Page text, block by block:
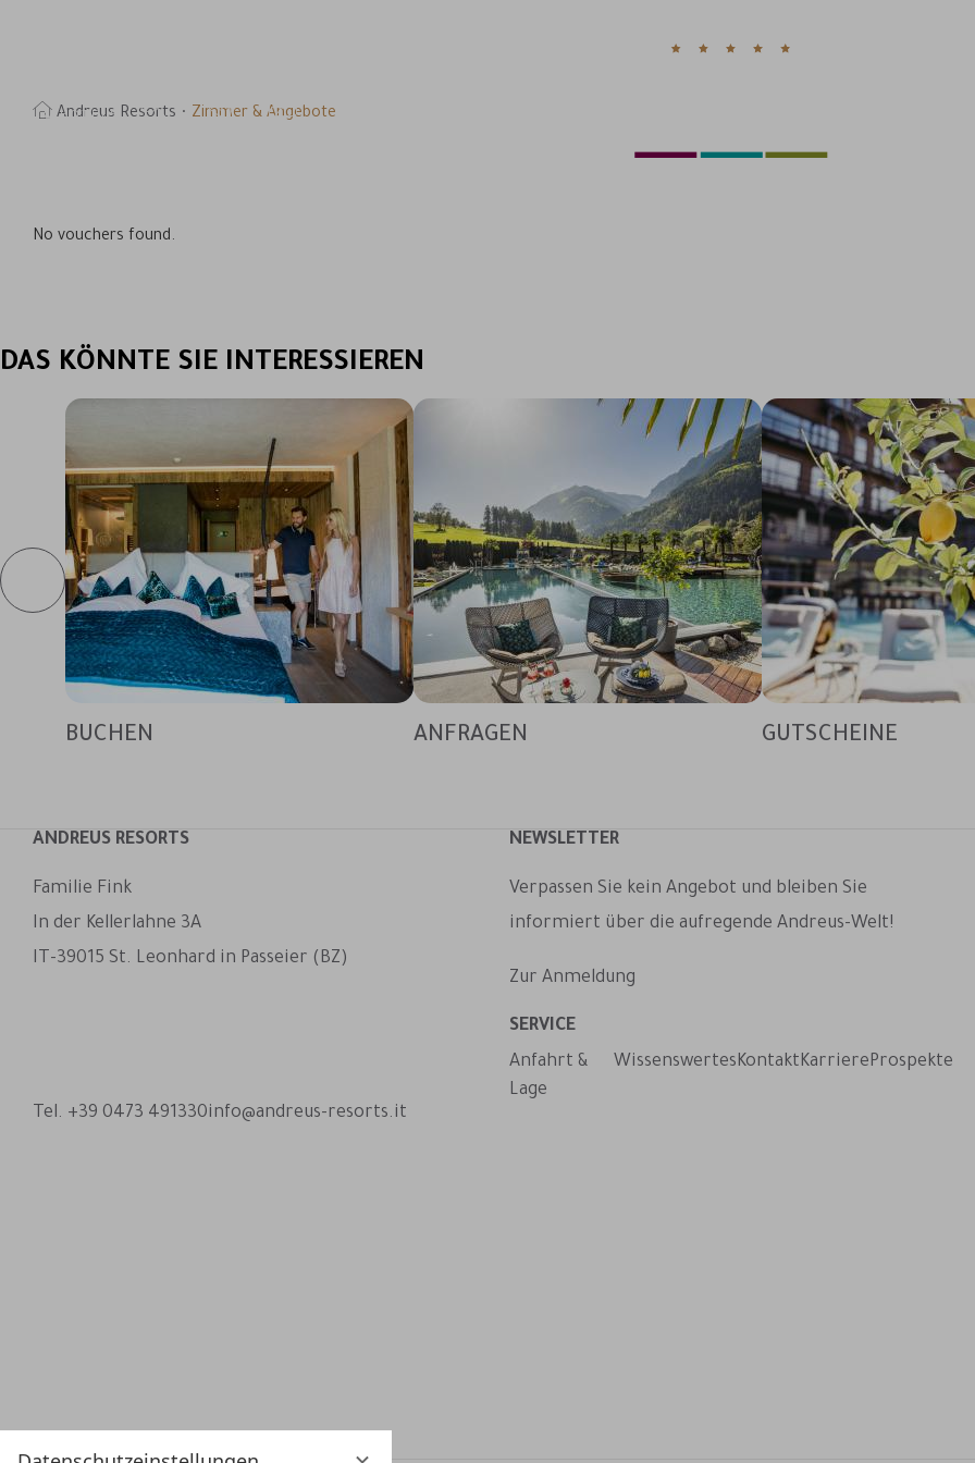
MENÜ
& HOTELS
Andreus Resorts Zimmer & Angebote
No vouchers found.
DAS KÖNNTE SIE INTERESSIEREN
BUCHEN ANFRAGEN GUTSCHEINE
ANDREUS RESORTS
Familie Fink
In der Kellerlahne 3A
IT-39015 St. Leonhard in Passeier (BZ)
Tel. +39 0473 491330info@andreus-resorts.it
NEWSLETTER
Verpassen Sie kein Angebot und bleiben Sie
informiert über die aufregende Andreus-Welt!
Zur Anmeldung
SERVICE
Anfahrt &
Lage
WissenswertesKontaktKarriereProspekte